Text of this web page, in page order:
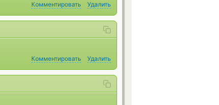
Комментировать
Удалить
Комментировать
Удалить